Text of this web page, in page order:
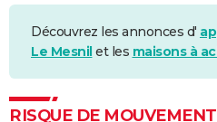
Découvrez les annonces d'
Le Mesnil et les maisons à
RISQUE DE